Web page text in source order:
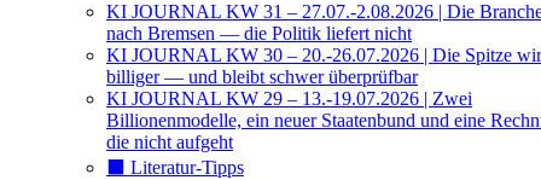
KI JOURNAL KW 31 – 27.07.-2.08.2026 | Die
nach Bremsen — die Politik liefert nicht
KI JOURNAL KW 30 – 20.-26.07.2026 | Die Spitze
billiger — und bleibt schwer überprüfbar
KI JOURNAL KW 29 – 13.-19.07.2026 | Zwei
Billionenmodelle, ein neuer Staatenbund und eine
die nicht aufgeht
⬛️ Literatur-Tipps